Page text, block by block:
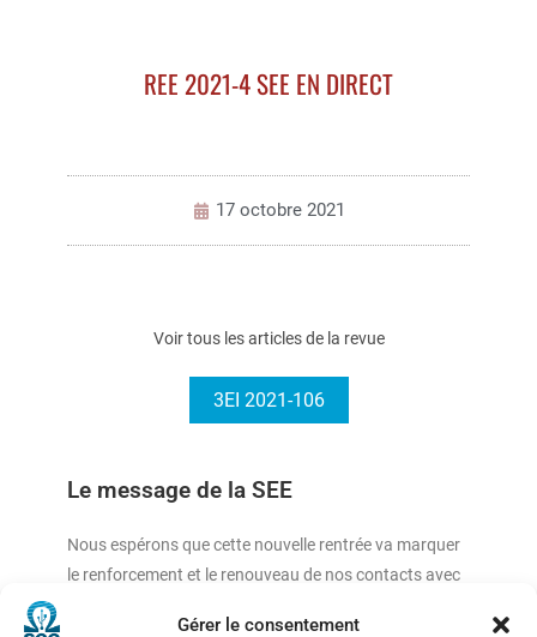
Gérer le consentement
REE 2021-4 SEE EN DIRECT
17 octobre 2021
Voir tous les articles de la revue
3EI 2021-106
Le message de la SEE
Nous espérons que cette nouvelle rentrée va marquer
le renforcement et le renouveau de nos contacts avec